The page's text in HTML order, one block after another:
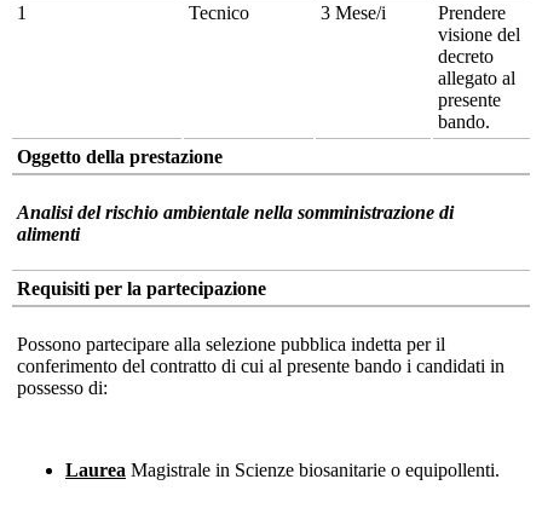
1
Tecnico 3 Mese/i
Prendere
visione del
decreto
allegato al
presente
bando.
Oggetto della prestazione
Analisi del rischio ambientale nella somministrazione di
alimenti
Requisiti per la partecipazione
Possono partecipare alla selezione pubblica indetta per il
conferimento del contratto di cui al presente bando i candidati in
possesso di:
Laurea Magistrale in Scienze biosanitarie o equipollenti.